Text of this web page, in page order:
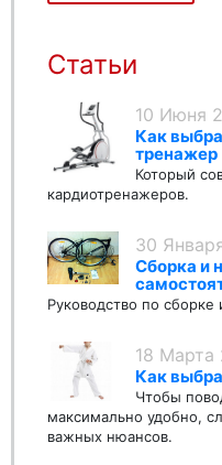
Статьи
10 Июня
Как
тренажер
Который
кардиотренажеров.
30
Сборка и
Руководство по сборке
18 Марта
Как
Чтобы
максимально удобно,
важных нюансов.